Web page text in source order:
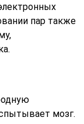
пар также
мозг.